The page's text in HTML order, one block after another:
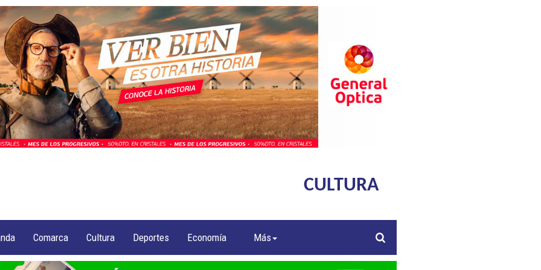
CULTURA
Comarca Cultura Deportes Economía Más